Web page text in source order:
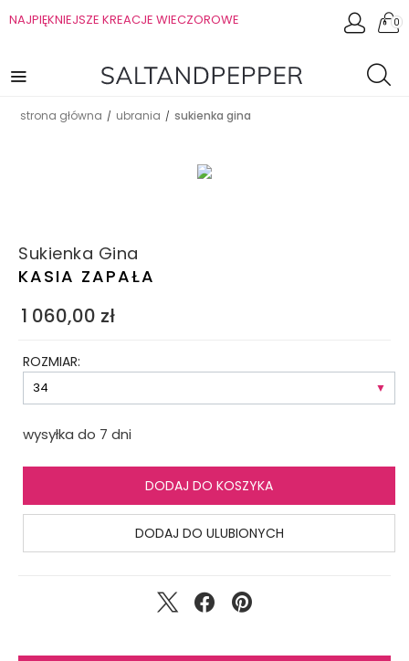
NAJPIĘKNIEJSZE KREACJE WIECZOROWE 0
strona główna / ubrania / sukienka gina
Sukienka Gina
KASIA ZAPAŁA
1 060,00 zł
ROZMIAR:
wysyłka do 7 dni
DODAJ DO KOSZYKA
DODAJ DO ULUBIONYCH